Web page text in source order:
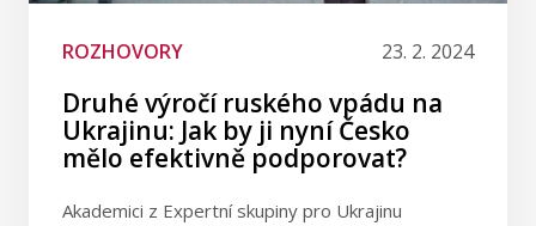
ROZHOVORY 23. 2. 2024
Druhé výročí ruského vpádu na
Ukrajinu: Jak by ji nyní Česko
mělo efektivně podporovat?
Akademici z Expertní skupiny pro Ukrajinu